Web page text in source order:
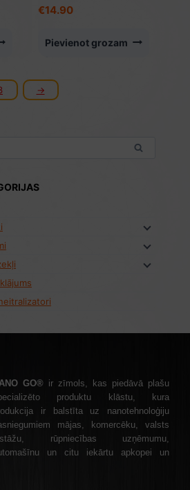
€14.90
Pievienot grozam
→
GO® ir zīmols, kas piedāvā plašu
produktu klāstu, kura
ir balstīta uz nanotehnoloģiju
mājas, komercēku, valsts
rūpniecības uzņēmumu,
un citu iekārtu apkopei un